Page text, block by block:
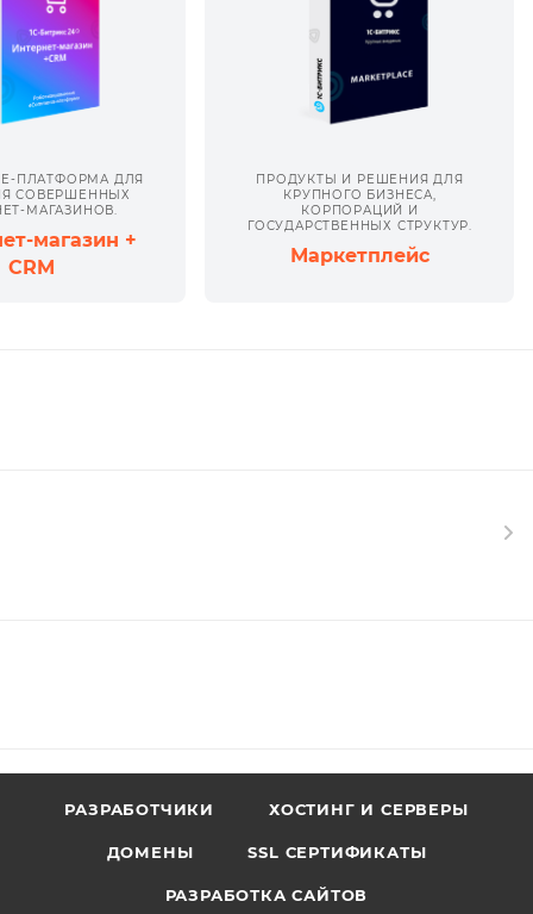
ПЛАТФОРМА ДЛЯ
СОВЕРШЕННЫХ
МАГАЗИНОВ.
магазин +
CRM
ПРОДУКТЫ И РЕШЕНИЯ ДЛЯ
КРУПНОГО БИЗНЕСА,
КОРПОРАЦИЙ И
ГОСУДАРСТВЕННЫХ СТРУКТУР.
Маркетплейс
РАЗРАБОТЧИКИ ХОСТИНГ И СЕРВЕРЫ
ДОМЕНЫ SSL СЕРТИФИКАТЫ
РАЗРАБОТКА САЙТОВ